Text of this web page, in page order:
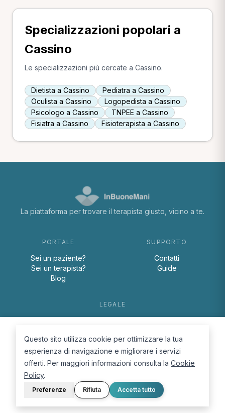
Specializzazioni popolari a
Cassino
Le specializzazioni più cercate a Cassino.
Dietista a Cassino
Pediatra a Cassino
Oculista a Cassino
Logopedista a Cassino
Psicologo a Cassino
TNPEE a Cassino
Fisiatra a Cassino
Fisioterapista a Cassino
La piattaforma per trovare il terapista giusto, vicino a te.
PORTALE
Sei un paziente?
Sei un terapista?
Blog
SUPPORTO
Contatti
Guide
LEGALE
Cookie Policy
© 2026 D.Lab S.r.l. — InBuoneMani
Questo sito utilizza cookie per ottimizzare la tua
esperienza di navigazione e migliorare i servizi
offerti. Per maggiori informazioni consulta la Cookie
Policy.
Preferenze Rifiuta Accetta tutto